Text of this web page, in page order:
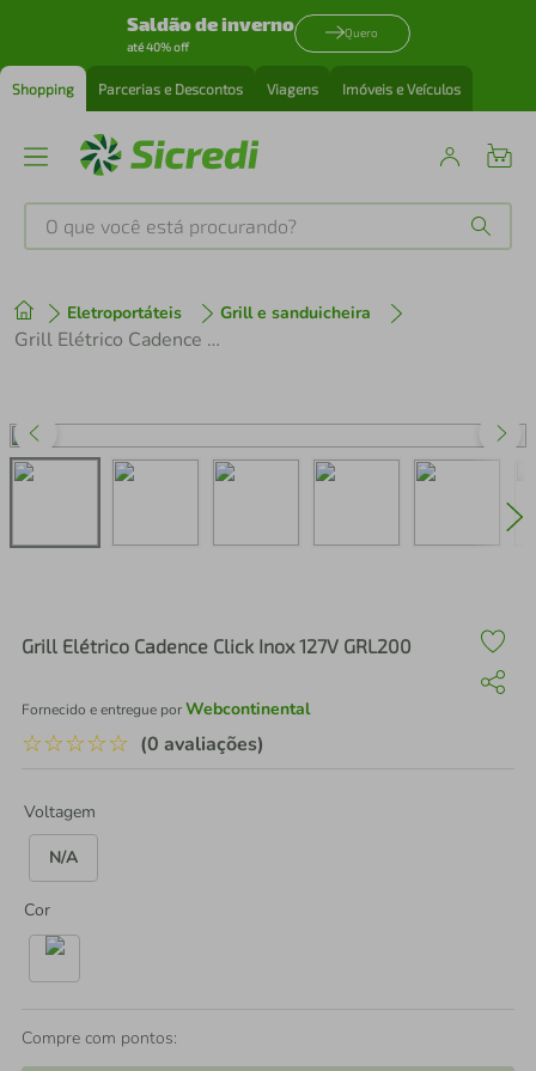
Saldão de inverno
até 40% off
Quero
Shopping Parcerias e Descontos Viagens Imóveis e Veículos
O que você está procurando?
Eletroportáteis Grill e sanduicheira
Grill Elétrico Cadence Click Inox 127V GRL200
Grill Elétrico Cadence Click Inox 127V GRL200
Fornecido e entregue porWebcontinental
☆☆☆☆☆ (0 avaliações)
Voltagem
N/A
Cor
Compre com pontos:
1º tenis
perfume